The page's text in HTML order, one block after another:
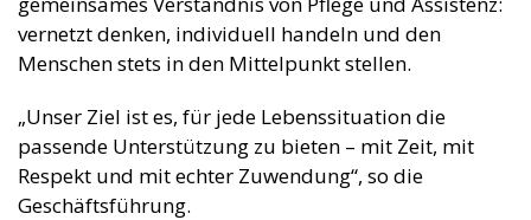
vernetzt denken, individuell handeln und den
Menschen stets in den Mittelpunkt stellen.
„Unser Ziel ist es, für jede Lebenssituation die
passende Unterstützung zu bieten – mit Zeit, mit
Respekt und mit echter Zuwendung“, so die
Geschäftsführung.